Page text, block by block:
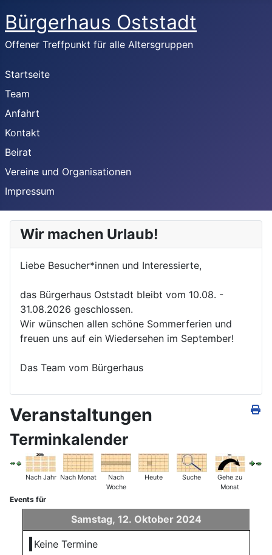
Bürgerhaus Oststadt
Offener Treffpunkt für alle Altersgruppen
Startseite
Team
Anfahrt
Kontakt
Beirat
Vereine und Organisationen
Impressum
Wir machen Urlaub!
Liebe Besucher*innen und Interessierte,
das Bürgerhaus Oststadt bleibt vom 10.08. -
31.08.2026 geschlossen.
Wir wünschen allen schöne Sommerferien und
freuen uns auf ein Wiedersehen im September!
Das Team vom Bürgerhaus
Veranstaltungen
Terminkalender
Nach Jahr Nach Monat
Nach
Woche
Heute Suche
Gehe zu
Monat
Events für
Samstag, 12. Oktober 2024
Keine Termine